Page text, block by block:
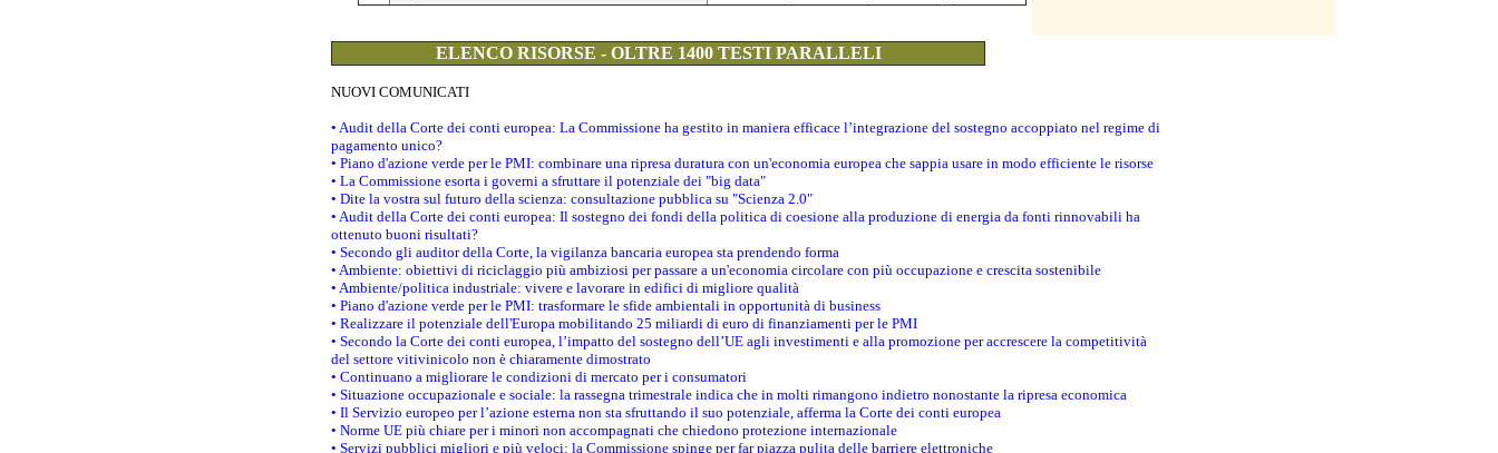
ELENCO RISORSE - OLTRE 1400 TESTI PARALLELI
NUOVI COMUNICATI
• Audit della Corte dei conti europea: La Commissione ha gestito in maniera efficace l’integrazione del sostegno accoppiato nel regime di
pagamento unico?
• Piano d'azione verde per le PMI: combinare una ripresa duratura con un'economia europea che sappia usare in modo efficiente le risorse
• La Commissione esorta i governi a sfruttare il potenziale dei "big data"
• Dite la vostra sul futuro della scienza: consultazione pubblica su "Scienza 2.0"
• Audit della Corte dei conti europea: Il sostegno dei fondi della politica di coesione alla produzione di energia da fonti rinnovabili ha
ottenuto buoni risultati?
• Secondo gli auditor della Corte, la vigilanza bancaria europea sta prendendo forma
• Ambiente: obiettivi di riciclaggio più ambiziosi per passare a un'economia circolare con più occupazione e crescita sostenibile
• Ambiente/politica industriale: vivere e lavorare in edifici di migliore qualità
• Piano d'azione verde per le PMI: trasformare le sfide ambientali in opportunità di business
• Realizzare il potenziale dell'Europa mobilitando 25 miliardi di euro di finanziamenti per le PMI
• Secondo la Corte dei conti europea, l’impatto del sostegno dell’UE agli investimenti e alla promozione per accrescere la competitività
del settore vitivinicolo non è chiaramente dimostrato
• Continuano a migliorare le condizioni di mercato per i consumatori
• Situazione occupazionale e sociale: la rassegna trimestrale indica che in molti rimangono indietro nonostante la ripresa economica
• Il Servizio europeo per l’azione esterna non sta sfruttando il suo potenziale, afferma la Corte dei conti europea
• Norme UE più chiare per i minori non accompagnati che chiedono protezione internazionale
• Servizi pubblici migliori e più veloci: la Commissione spinge per far piazza pulita delle barriere elettroniche